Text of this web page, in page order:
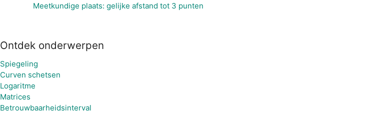
Meetkundige plaats: gelijke afstand tot 3 punten
Ontdek onderwerpen
Spiegeling
Curven schetsen
Logaritme
Matrices
Betrouwbaarheidsinterval